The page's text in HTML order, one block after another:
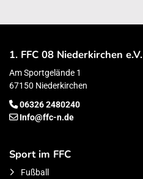
1. FFC 08 Niederkirchen e.V.
Am Sportgelände 1
67150 Niederkirchen
06326 2480240
Info@ffc-n.de
Sport im FFC
Fußball